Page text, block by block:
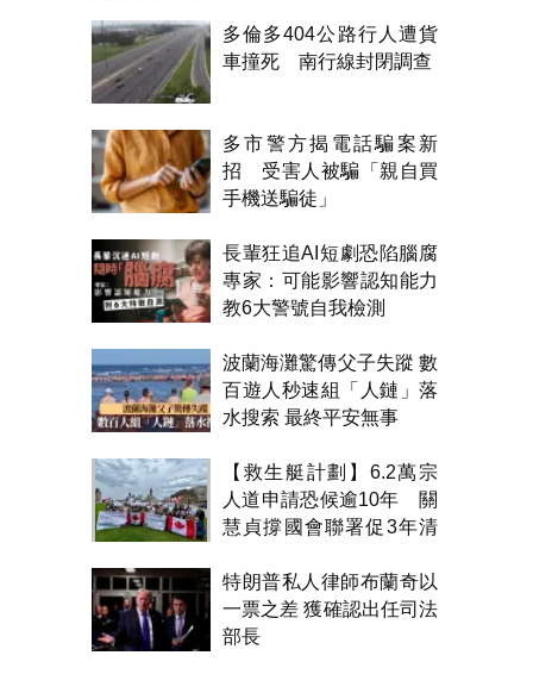
多倫多404公路行人遭貨
車撞死 南行線封閉調查
多市警方揭電話騙案新
招 受害人被騙「親自買
手機送騙徒」
長輩狂追AI短劇恐陷腦腐
專家：可能影響認知能力
教6大警號自我檢測
波蘭海灘驚傳父子失蹤 數
百遊人秒速組「人鏈」落
水搜索 最終平安無事
【救生艇計劃】6.2萬宗
人道申請恐候逾10年 關
慧貞撐國會聯署促3年清
特朗普私人律師布蘭奇以
一票之差 獲確認出任司法
部長